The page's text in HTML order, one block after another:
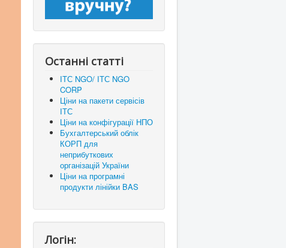
Останні статті
ІТС NGO/ ІТС NGO
CORP
Ціни на пакети сервісів
ІТС
Ціни на конфігурації НПО
Бухгалтерський облік
КОРП для
неприбуткових
організацій України
Ціни на програмні
продукти лінійки BAS
Логін: